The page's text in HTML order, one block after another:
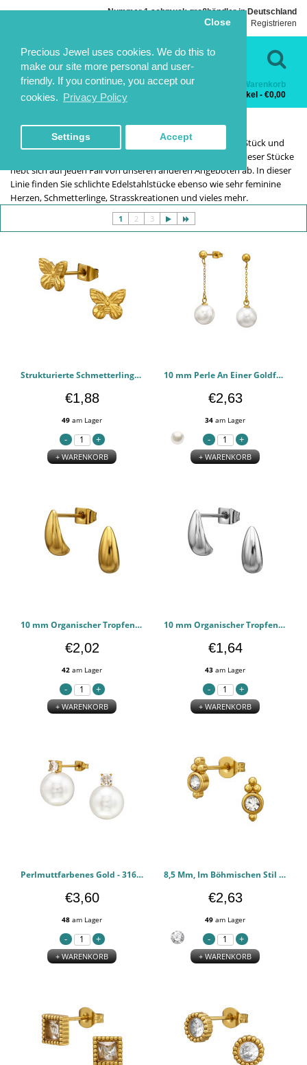
Precious Jewel uses cookies. We do this to
make our site more personal and user-
friendly. If you continue, you accept our
cookies. Privacy Policy
Close
Settings Accept
Nummer 1 schmuck großhändler in Deutschland
Einloggen
Registrieren
Kategorien
Warenkorb
0 Artikel - €0,00
HOME STAHL UND TITAN OHRSTECKER
OHRSTECKER
Bereichern Sie Ihre Schmucksammlung um eine New Age Stück und
wählenSie aus diesen Edelstahl-Ohrsteckern. Das Design dieser Stücke
hebt sich auf jeden Fall von unseren anderen Angeboten ab. In dieser
Linie finden Sie schlichte Edelstahlstücke ebenso wie sehr feminine
Herzen, Schmetterlinge, Strasskreationen und vieles mehr.
1 2 3
Strukturierte Schmetterlingsgoldfarbe - 316l chirurgischen Edelstahl Ohrstecker PCJW51446
€1,88
49 am Lager
+ WARENKORB
10 mm Perle An Einer Goldfarbenen Kette - 316l chirurgischen Edelstahl Ohrstecker PCJW51444
€2,63
34 am Lager
+ WARENKORB
10 mm Organischer Tropfen In Goldfarbe - 316l chirurgischen Edelstahl Ohrstecker PCJW51440
€2,02
42 am Lager
+ WARENKORB
10 mm Organischer Tropfen - 316l chirurgischen Edelstahl Ohrstecker PCJW51439
€1,64
43 am Lager
+ WARENKORB
Perlmuttfarbenes Gold - 316l chirurgischen Edelstahl Ohrstecker PCJW51438
€3,60
48 am Lager
+ WARENKORB
8,5 Mm, Im Böhmischen Stil Gehaltene Goldfarbe - 316l chirurgischen Edelstahl Ohrstecker PCJW51435
€2,63
49 am Lager
+ WARENKORB